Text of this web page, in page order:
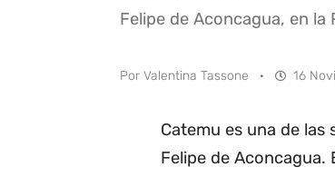
Felipe de Aconcagua, en la
Por Valentina Tassone · 16
Catemu es una de las
Felipe de Aconcagua.